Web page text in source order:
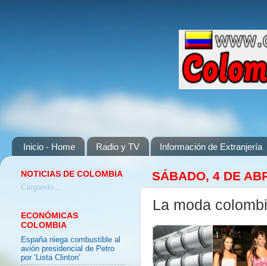
Inicio - Home Radio y TV Información de Extranjería
SÁBADO, 4 DE
La moda
NOTICIAS DE COLOMBIA
Cargando...
ECONÓMICAS
COLOMBIA
España niega combustible al
avión presidencial de Petro
por ‘Lista Clinton’